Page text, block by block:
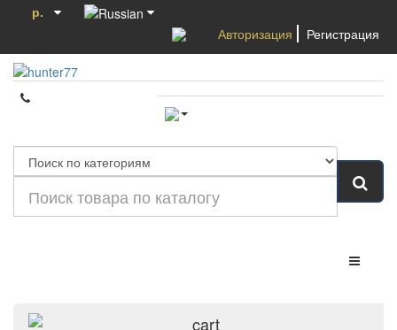
р.
Авторизация
Регистрация